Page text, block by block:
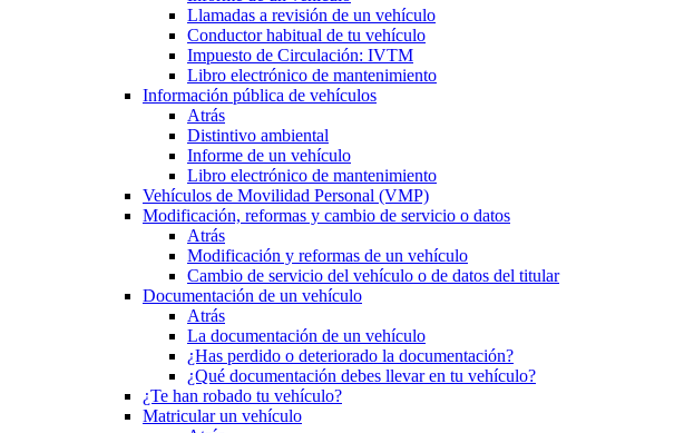
Llamadas a revisión de un vehículo
Conductor habitual de tu vehículo
Impuesto de Circulación: IVTM
Libro electrónico de mantenimiento
Información pública de vehículos
Atrás
Distintivo ambiental
Informe de un vehículo
Libro electrónico de mantenimiento
Vehículos de Movilidad Personal (VMP)
Modificación, reformas y cambio de servicio o datos
Atrás
Modificación y reformas de un vehículo
Cambio de servicio del vehículo o de datos del titular
Documentación de un vehículo
Atrás
La documentación de un vehículo
¿Has perdido o deteriorado la documentación?
¿Qué documentación debes llevar en tu vehículo?
¿Te han robado tu vehículo?
Matricular un vehículo